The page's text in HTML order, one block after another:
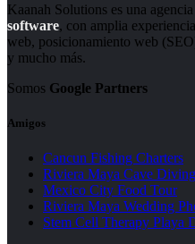
Kaanah Solutions es una agencia
software, con amplia
web, posicionamiento web
y mucho más.
Somos Google Partners
Amigos
Cancun Fishing Charters
Riviera Maya Cave
Mexico City Food Tour
Riviera Maya Wedding
Stem Cell Therapy Playa